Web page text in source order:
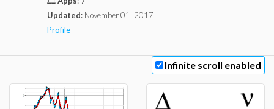
Updated: November 01, 2017
Profile
Infinite scroll enabled